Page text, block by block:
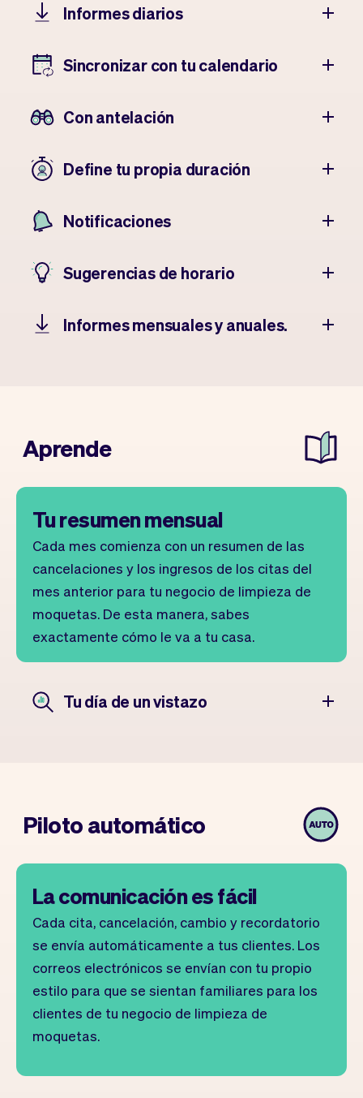
Informes diarios
Sincronizar con tu calendario
Con antelación
Define tu propia duración
Notificaciones
Sugerencias de horario
Informes mensuales y anuales.
Aprende
Tu resumen mensual
Cada mes comienza con un resumen de las
cancelaciones y los ingresos de los citas del
mes anterior para tu negocio de limpieza de
moquetas. De esta manera, sabes
exactamente cómo le va a tu casa.
Tu día de un vistazo
Piloto automático
La comunicación es fácil
Cada cita, cancelación, cambio y recordatorio
se envía automáticamente a tus clientes. Los
correos electrónicos se envían con tu propio
estilo para que se sientan familiares para los
clientes de tu negocio de limpieza de
moquetas.